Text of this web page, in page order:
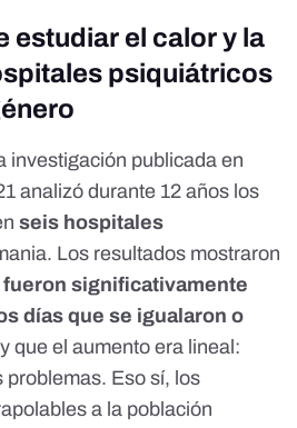
estudiar el calor y la
psiquiátricos
investigación publicada en
analizó durante 12 años los
seis hospitales
Los resultados mostraron
significativamente
días que se igualaron o
y que el aumento era lineal:
problemas. Eso sí, los
a la población